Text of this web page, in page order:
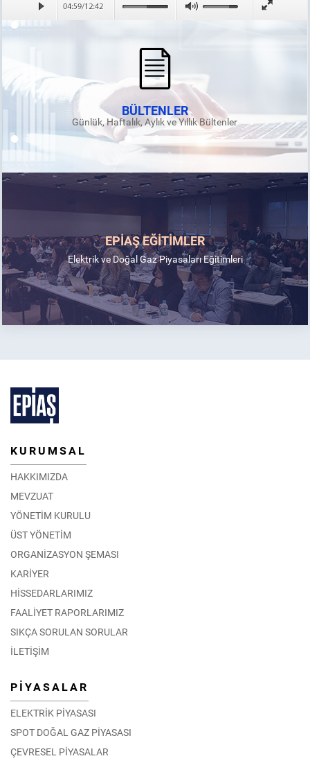
BÜLTENLER
Günlük, Haftalık, Aylık ve Yıllık Bültenler
EPİAŞ EĞİTİMLER
Elektrik ve Doğal Gaz Piyasaları Eğitimleri
KURUMSAL
HAKKIMIZDA
MEVZUAT
YÖNETİM KURULU
ÜST YÖNETİM
ORGANİZASYON ŞEMASI
KARİYER
HİSSEDARLARIMIZ
FAALİYET RAPORLARIMIZ
SIKÇA SORULAN SORULAR
İLETİŞİM
PİYASALAR
ELEKTRİK PİYASASI
SPOT DOĞAL GAZ PİYASASI
ÇEVRESEL PİYASALAR